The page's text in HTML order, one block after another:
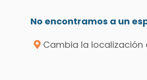
No encontramos a un
Cambia la localización